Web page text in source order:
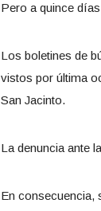
Pero a quince
Los boletines de
vistos por última
San Jacinto.
La denuncia ante
En consecuencia,